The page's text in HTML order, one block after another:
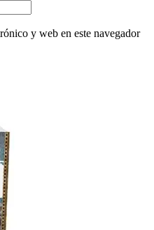
y web en este navegador